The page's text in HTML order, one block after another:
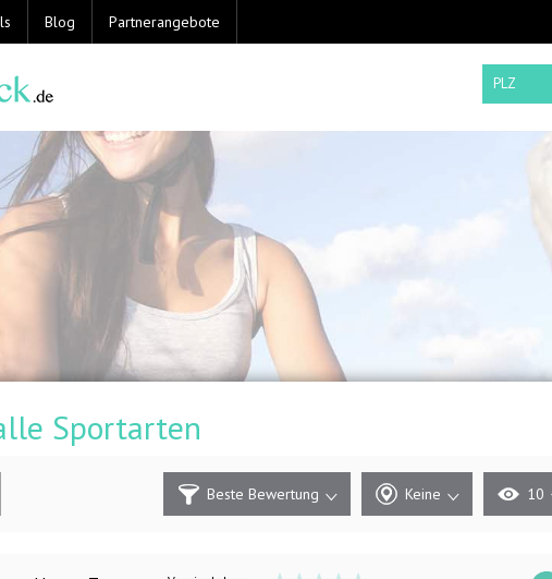
Blog Partnerangebote
Sportarten
Beste Bewertung Keine 10